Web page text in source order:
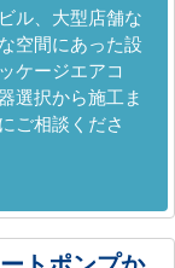
ル、大型店舗な
空間にあった設
ケージエアコ
選択から施工ま
ご相談くださ